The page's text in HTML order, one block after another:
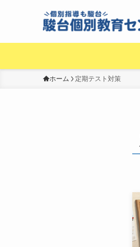
ホーム 定期テスト対策